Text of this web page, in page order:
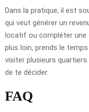
Dans la pratique, il est
qui veut générer un
locatif ou compléter une
plus loin, prends le
visiter plusieurs
de te décider.
FAQ